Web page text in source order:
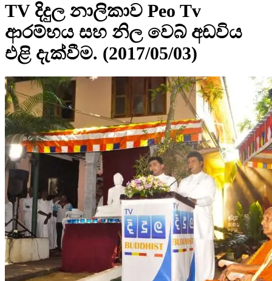
TV දිදුල නාලිකාව Peo Tv
ආරම්භය සහ නිල වෙබ් අඩවිය
එළි දැක්වීම. (2017/05/03)